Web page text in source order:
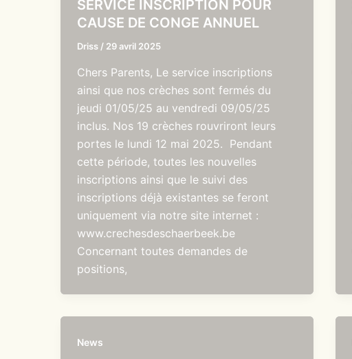
SERVICE INSCRIPTION POUR
CAUSE DE CONGE ANNUEL
Driss / 29 avril 2025
Chers Parents, Le service inscriptions
ainsi que nos crèches sont fermés du
jeudi 01/05/25 au vendredi 09/05/25
inclus. Nos 19 crèches rouvriront leurs
portes le lundi 12 mai 2025. Pendant
cette période, toutes les nouvelles
inscriptions ainsi que le suivi des
inscriptions déjà existantes se feront
uniquement via notre site internet :
www.crechesdeschaerbeek.be
Concernant toutes demandes de
positions,
News